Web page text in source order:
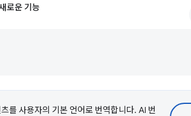
로운 기능
를 사용자의 기본 언어로 번역합니다. AI 번